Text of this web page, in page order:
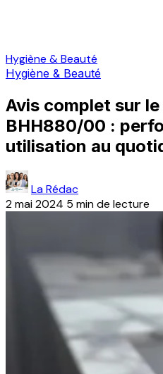
Hygiène & Beauté
Hygiène & Beauté
Avis complet sur
BHH880/00 :
utilisation au
La Rédac
2 mai 2024 5 min de lecture